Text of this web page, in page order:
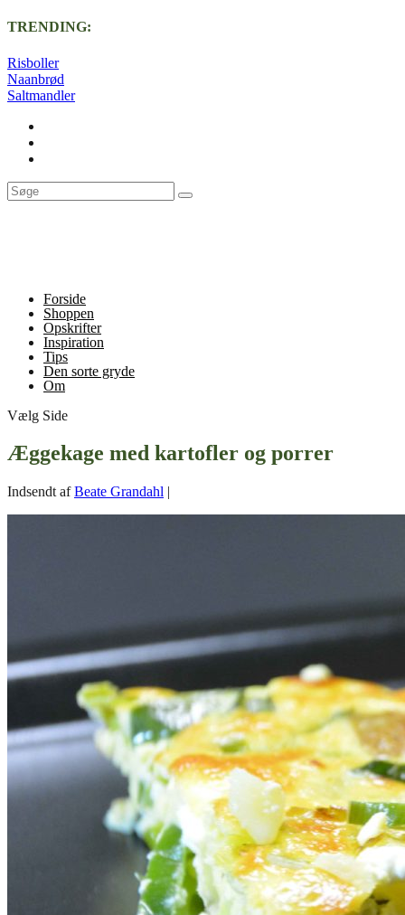
TRENDING:
Risboller
Naanbrød
Saltmandler
Forside
Shoppen
Opskrifter
Inspiration
Tips
Den sorte gryde
Om
Vælg Side
Æggekage med kartofler og porrer
Indsendt afBeate Grandahl |